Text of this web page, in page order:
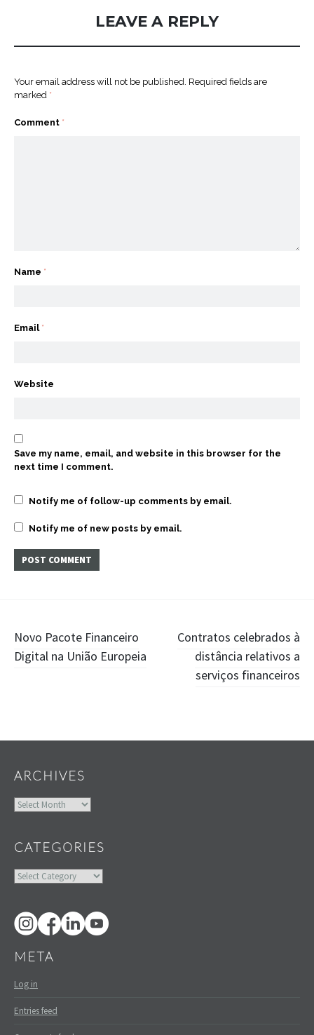
LEAVE A REPLY
Your email address will not be published. Required fields are
marked *
Comment *
Name *
Email *
Website
Save my name, email, and website in this browser for the
next time I comment.
Notify me of follow-up comments by email.
Notify me of new posts by email.
Post
navigation
Novo Pacote Financeiro
Digital na União Europeia
Contratos celebrados à
distância relativos a
serviços financeiros
ARCHIVES
Archives
CATEGORIES
Categories
META
Log in
Entries feed